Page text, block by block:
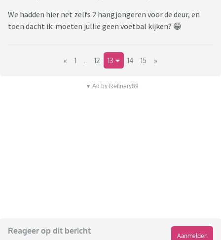
We hadden hier net zelfs 2 hangjongeren voor de deur, en
toen dacht ik: moeten jullie geen voetbal kijken? 😁
« 1 12 13 14 15 »
▼ Ad by Refinery89
Reageer op dit bericht
Aanmelden